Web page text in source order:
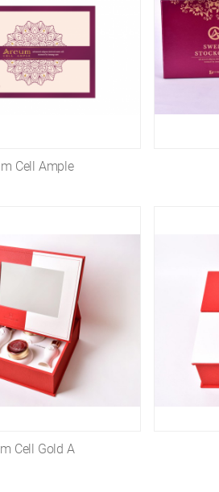
Cell Ample
Cell Gold A